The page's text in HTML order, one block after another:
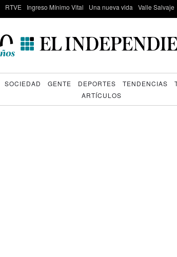
RTVE Ingreso Mínimo Vital Una nueva vida Valle Salvaje
SOCIEDAD GENTE DEPORTES TENDENCIAS
ARTÍCULOS